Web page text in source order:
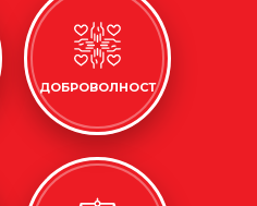
ДОБРОВОЛНОСТ